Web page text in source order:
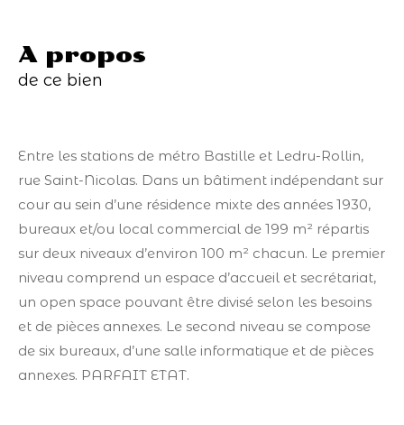
a propos
de ce bien
Entre les stations de métro Bastille et Ledru-Rollin,
rue Saint-Nicolas. Dans un bâtiment indépendant sur
cour au sein d’une résidence mixte des années 1930,
bureaux et/ou local commercial de 199 m² répartis
sur deux niveaux d’environ 100 m² chacun. Le premier
niveau comprend un espace d’accueil et secrétariat,
un open space pouvant être divisé selon les besoins
et de pièces annexes. Le second niveau se compose
de six bureaux, d’une salle informatique et de pièces
annexes. PARFAIT ETAT.